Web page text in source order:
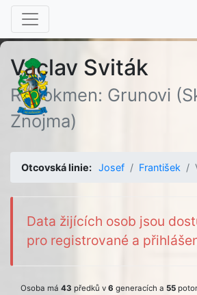
Václav Sviták
Rodokmen: Grunovi
Znojma)
Otcovská linie: Josef František
Data žijících osob jsou
pro registrované a
Osoba má 43 předků v 6 generacích a 55